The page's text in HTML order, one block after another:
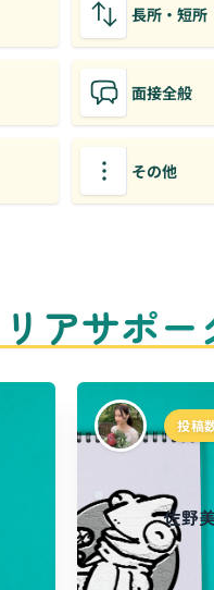
長所・短所
面接全般
その他
アサポー
投稿
佐野